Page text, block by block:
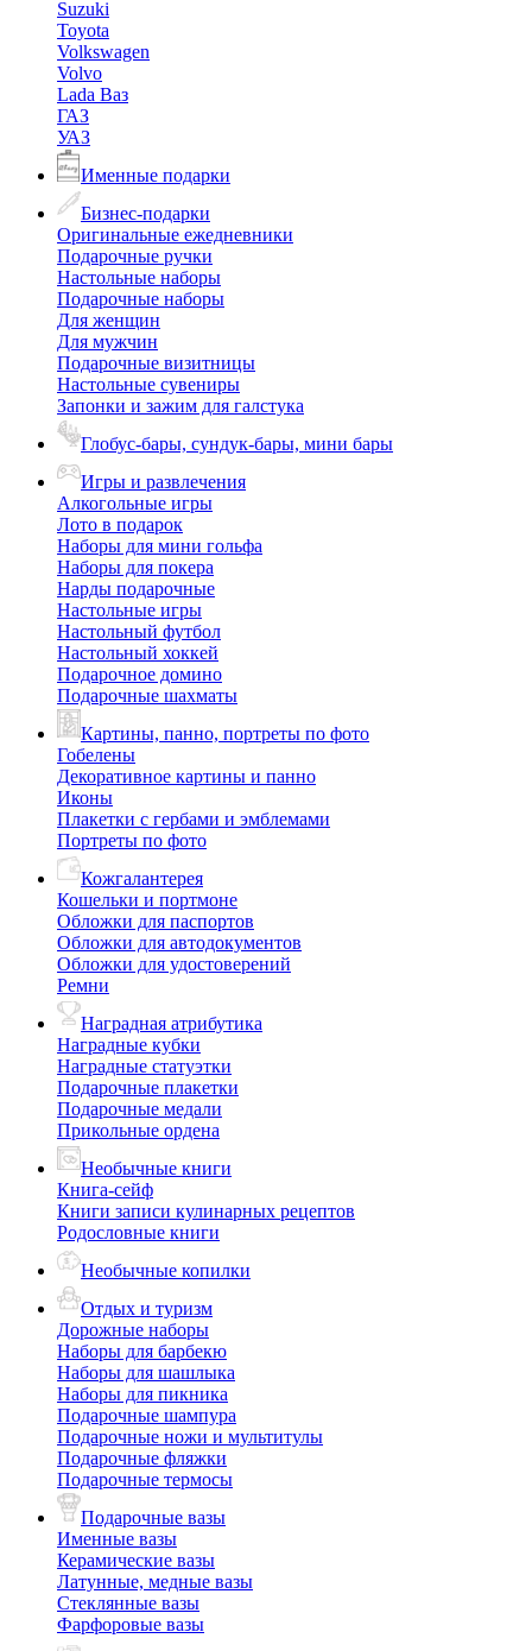
Suzuki
Toyota
Volkswagen
Volvo
Lada Ваз
ГАЗ
УАЗ
Именные подарки
Бизнес-подарки
Оригинальные ежедневники
Подарочные ручки
Настольные наборы
Подарочные наборы
Для женщин
Для мужчин
Подарочные визитницы
Настольные сувениры
Запонки и зажим для галстука
Глобус-бары, сундук-бары, мини бары
Игры и развлечения
Алкогольные игры
Лото в подарок
Наборы для мини гольфа
Наборы для покера
Нарды подарочные
Настольные игры
Настольный футбол
Настольный хоккей
Подарочное домино
Подарочные шахматы
Картины, панно, портреты по фото
Гобелены
Декоративное картины и панно
Иконы
Плакетки с гербами и эмблемами
Портреты по фото
Кожгалантерея
Кошельки и портмоне
Обложки для паспортов
Обложки для автодокументов
Обложки для удостоверений
Ремни
Наградная атрибутика
Наградные кубки
Наградные статуэтки
Подарочные плакетки
Подарочные медали
Прикольные ордена
Необычные книги
Книга-сейф
Книги записи кулинарных рецептов
Родословные книги
Необычные копилки
Отдых и туризм
Дорожные наборы
Наборы для барбекю
Наборы для шашлыка
Наборы для пикника
Подарочные шампура
Подарочные ножи и мультитулы
Подарочные фляжки
Подарочные термосы
Подарочные вазы
Именные вазы
Керамические вазы
Латунные, медные вазы
Стеклянные вазы
Фарфоровые вазы